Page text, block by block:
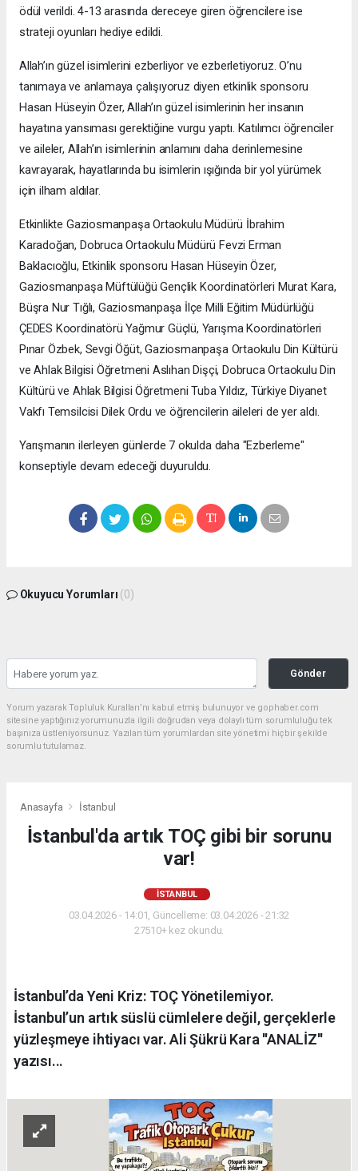
ödül verildi. 4-13 arasında dereceye giren öğrencilere ise
strateji oyunları hediye edildi.
Allah’ın güzel isimlerini ezberliyor ve ezberletiyoruz. O’nu
tanımaya ve anlamaya çalışıyoruz diyen etkinlik sponsoru
Hasan Hüseyin Özer, Allah’ın güzel isimlerinin her insanın
hayatına yansıması gerektiğine vurgu yaptı. Katılımcı öğrenciler
ve aileler, Allah’ın isimlerinin anlamını daha derinlemesine
kavrayarak, hayatlarında bu isimlerin ışığında bir yol yürümek
için ilham aldılar.
Etkinlikte Gaziosmanpaşa Ortaokulu Müdürü İbrahim
Karadoğan, Dobruca Ortaokulu Müdürü Fevzi Erman
Baklacıoğlu, Etkinlik sponsoru Hasan Hüseyin Özer,
Gaziosmanpaşa Müftülüğü Gençlik Koordinatörleri Murat Kara,
Büşra Nur Tığlı, Gaziosmanpaşa İlçe Milli Eğitim Müdürlüğü
ÇEDES Koordinatörü Yağmur Güçlü, Yarışma Koordinatörleri
Pınar Özbek, Sevgi Öğüt, Gaziosmanpaşa Ortaokulu Din Kültürü
ve Ahlak Bilgisi Öğretmeni Aslıhan Dişçi, Dobruca Ortaokulu Din
Kültürü ve Ahlak Bilgisi Öğretmeni Tuba Yıldız, Türkiye Diyanet
Vakfı Temsilcisi Dilek Ordu ve öğrencilerin aileleri de yer aldı.
Yarışmanın ilerleyen günlerde 7 okulda daha "Ezberleme"
konseptiyle devam edeceği duyuruldu.
Okuyucu Yorumları (0)
Gönder
Yorum yazarak Topluluk Kuralları’nı kabul etmiş bulunuyor ve gophaber.com
sitesine yaptığınız yorumunuzla ilgili doğrudan veya dolaylı tüm sorumluluğu tek
başınıza üstleniyorsunuz. Yazılan tüm yorumlardan site yönetimi hiçbir şekilde
sorumlu tutulamaz.
Anasayfa İstanbul
İstanbul'da artık TOÇ gibi bir sorunu
var!
İSTANBUL
03.04.2026 - 14:01, Güncelleme: 03.04.2026 - 21:32
27510+ kez okundu.
İstanbul’da Yeni Kriz: TOÇ Yönetilemiyor.
İstanbul’un artık süslü cümlelere değil, gerçeklerle
yüzleşmeye ihtiyacı var. Ali Şükrü Kara ''ANALİZ''
yazısı...